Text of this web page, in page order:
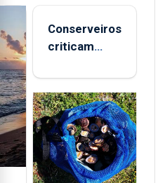
Conserveiros
criticam
brancas com
selo Marca
Açores